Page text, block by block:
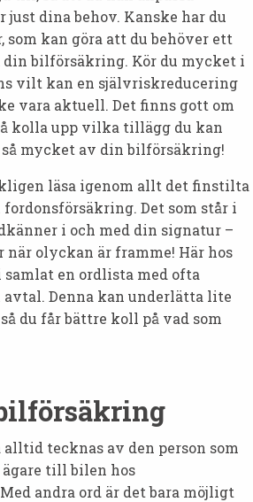
dina behov. Kanske har du
som kan göra att du behöver ett
din bilförsäkring. Kör du mycket i
vilt kan en självriskreducering
vara aktuell. Det finns gott om
kolla upp vilka tillägg du kan
mycket av din bilförsäkring!
läsa igenom allt det finstilta
Det som står i
i och med din signatur –
när olyckan är framme! Här hos
samlat en ordlista med ofta
avtal. Denna kan underlätta lite
du får bättre koll på vad som
tecknas av den person som
till bilen hos
andra ord är det bara möjligt